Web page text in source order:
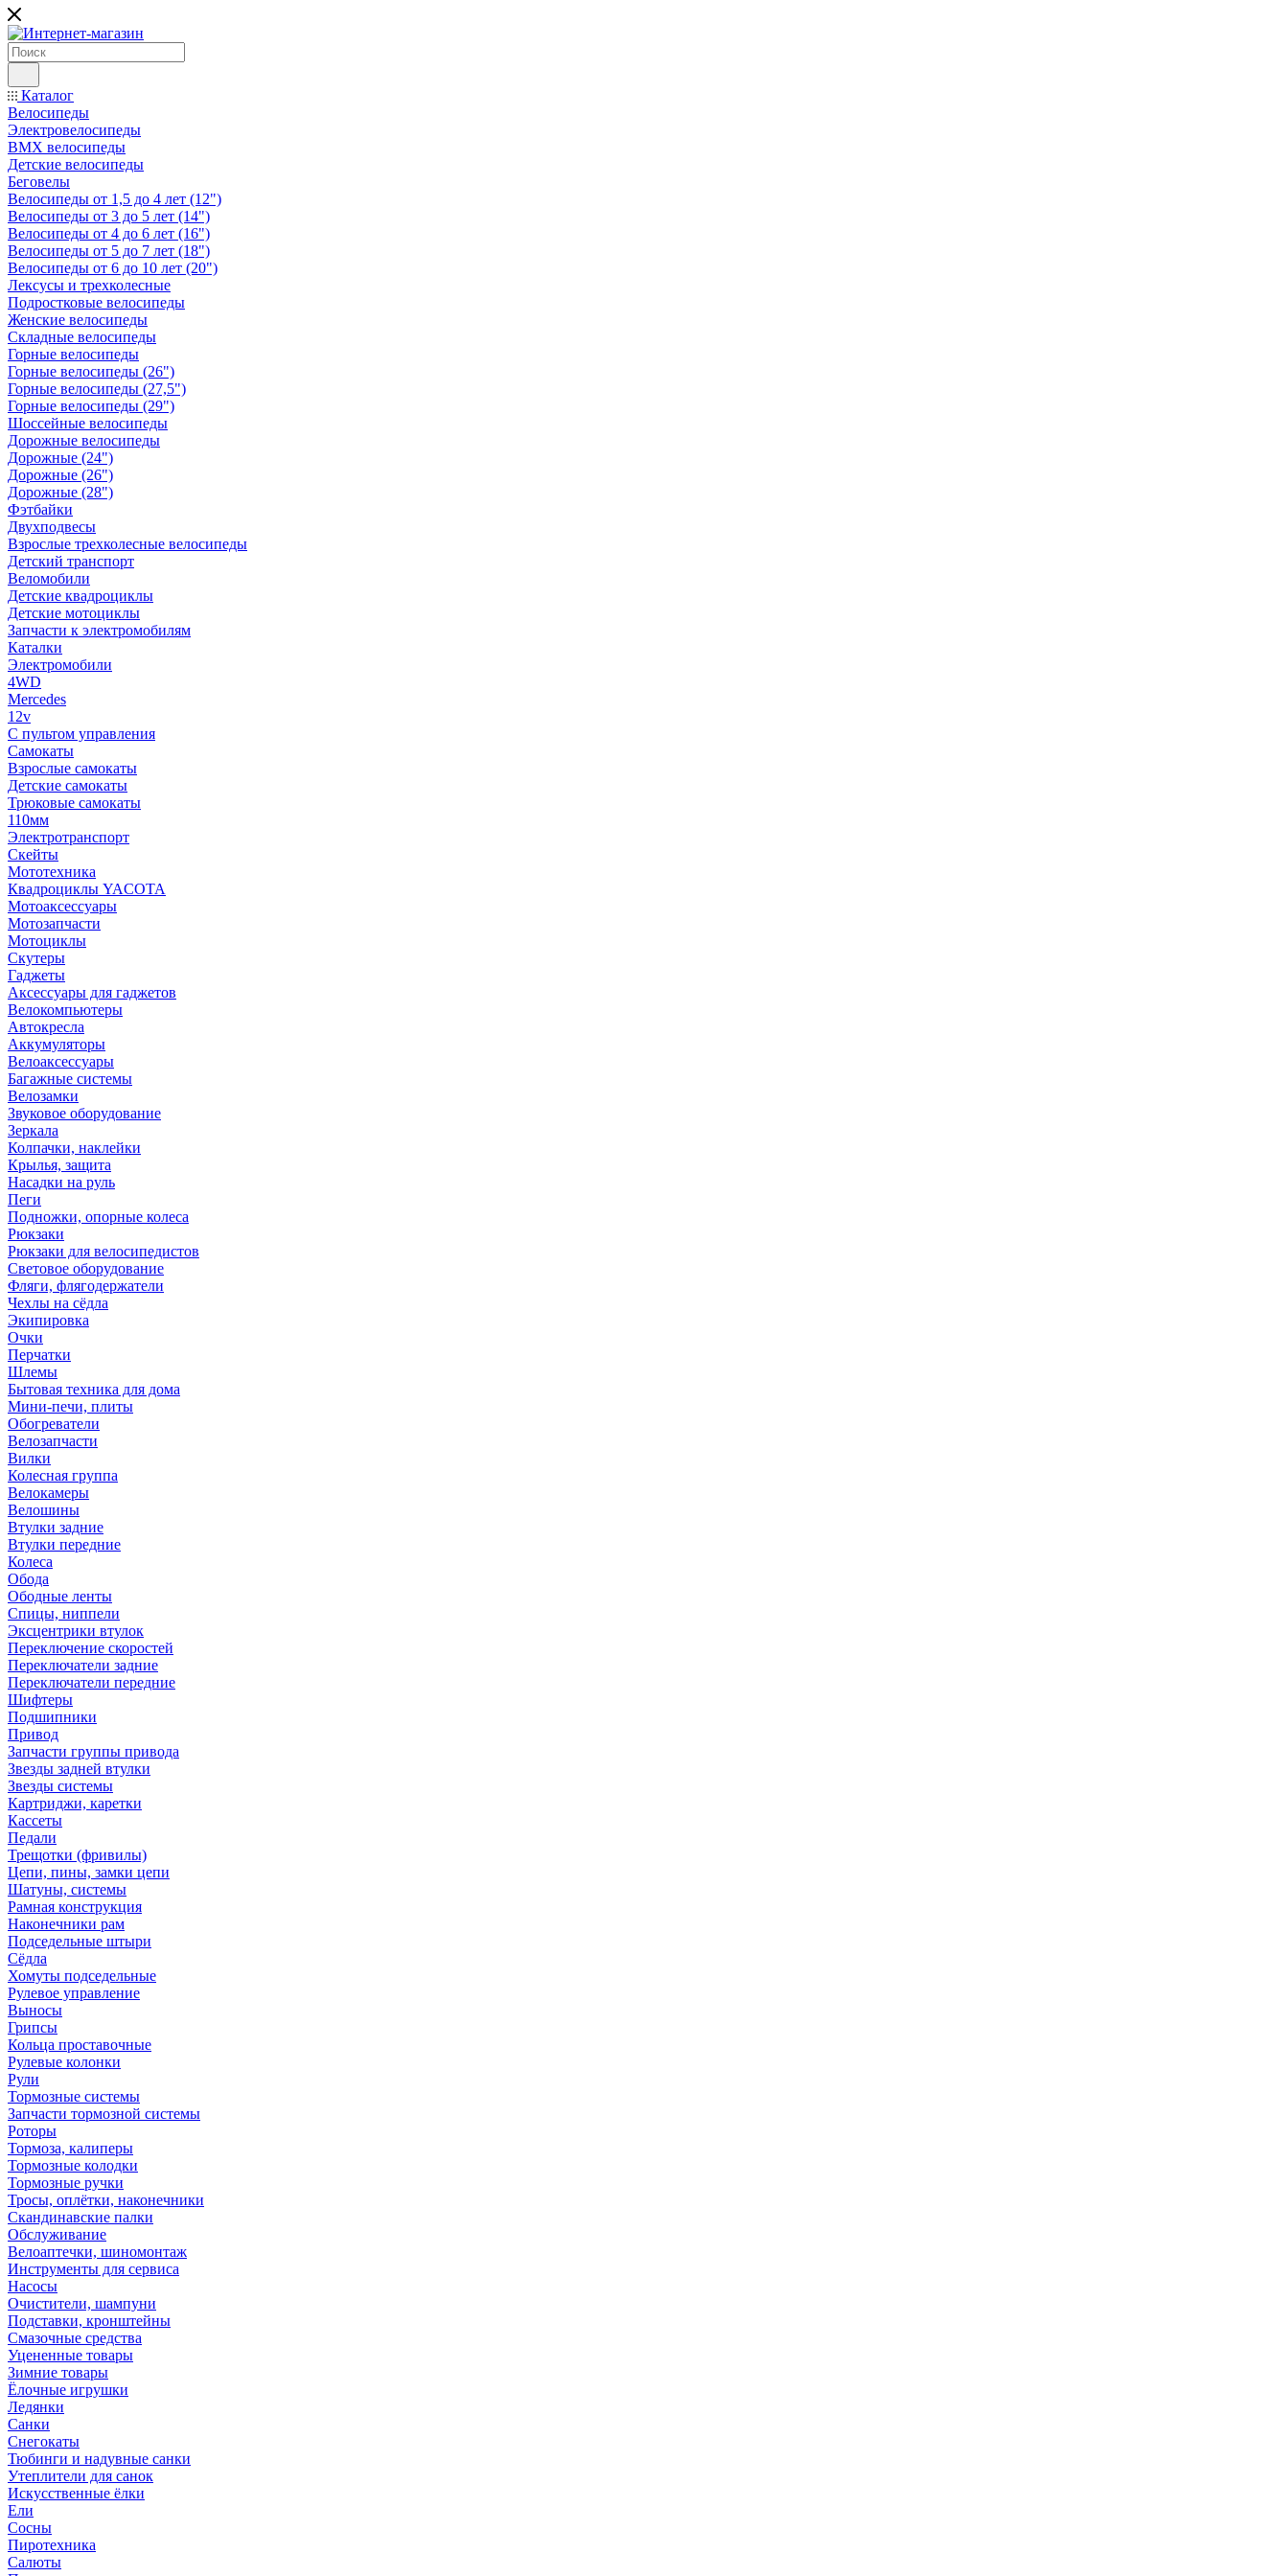
Каталог
Велосипеды
Электровелосипеды
BMX велосипеды
Детские велосипеды
Беговелы
Велосипеды от 1,5 до 4 лет (12")
Велосипеды от 3 до 5 лет (14")
Велосипеды от 4 до 6 лет (16")
Велосипеды от 5 до 7 лет (18")
Велосипеды от 6 до 10 лет (20")
Лексусы и трехколесные
Подростковые велосипеды
Женские велосипеды
Складные велосипеды
Горные велосипеды
Горные велосипеды (26")
Горные велосипеды (27,5")
Горные велосипеды (29")
Шоссейные велосипеды
Дорожные велосипеды
Дорожные (24")
Дорожные (26")
Дорожные (28")
Фэтбайки
Двухподвесы
Взрослые трехколесные велосипеды
Детский транспорт
Веломобили
Детские квадроциклы
Детские мотоциклы
Запчасти к электромобилям
Каталки
Электромобили
4WD
Mercedes
12v
С пультом управления
Самокаты
Взрослые самокаты
Детские самокаты
Трюковые самокаты
110мм
Электротранспорт
Скейты
Мототехника
Квадроциклы YACOTA
Мотоаксессуары
Мотозапчасти
Мотоциклы
Скутеры
Гаджеты
Аксессуары для гаджетов
Велокомпьютеры
Автокресла
Аккумуляторы
Велоаксессуары
Багажные системы
Велозамки
Звуковое оборудование
Зеркала
Колпачки, наклейки
Крылья, защита
Насадки на руль
Пеги
Подножки, опорные колеса
Рюкзаки
Рюкзаки для велосипедистов
Световое оборудование
Фляги, флягодержатели
Чехлы на сёдла
Экипировка
Очки
Перчатки
Шлемы
Бытовая техника для дома
Мини-печи, плиты
Обогреватели
Велозапчасти
Вилки
Колесная группа
Велокамеры
Велошины
Втулки задние
Втулки передние
Колеса
Обода
Ободные ленты
Спицы, ниппели
Эксцентрики втулок
Переключение скоростей
Переключатели задние
Переключатели передние
Шифтеры
Подшипники
Привод
Запчасти группы привода
Звезды задней втулки
Звезды системы
Картриджи, каретки
Кассеты
Педали
Трещотки (фривилы)
Цепи, пины, замки цепи
Шатуны, системы
Рамная конструкция
Наконечники рам
Подседельные штыри
Сёдла
Хомуты подседельные
Рулевое управление
Выносы
Грипсы
Кольца проставочные
Рулевые колонки
Рули
Тормозные системы
Запчасти тормозной системы
Роторы
Тормоза, калиперы
Тормозные колодки
Тормозные ручки
Тросы, оплётки, наконечники
Скандинавские палки
Обслуживание
Велоаптечки, шиномонтаж
Инструменты для сервиса
Насосы
Очистители, шампуни
Подставки, кронштейны
Смазочные средства
Уцененные товары
Зимние товары
Ёлочные игрушки
Ледянки
Санки
Снегокаты
Тюбинги и надувные санки
Утеплители для санок
Искусственные ёлки
Ели
Сосны
Пиротехника
Салюты